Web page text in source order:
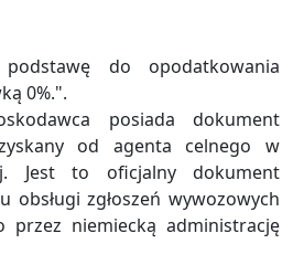
do opodatkowania
0%.".
posiada dokument
od agenta celnego w
Jest to oficjalny dokument
obsługi zgłoszeń wywozowych
przez niemiecką administrację